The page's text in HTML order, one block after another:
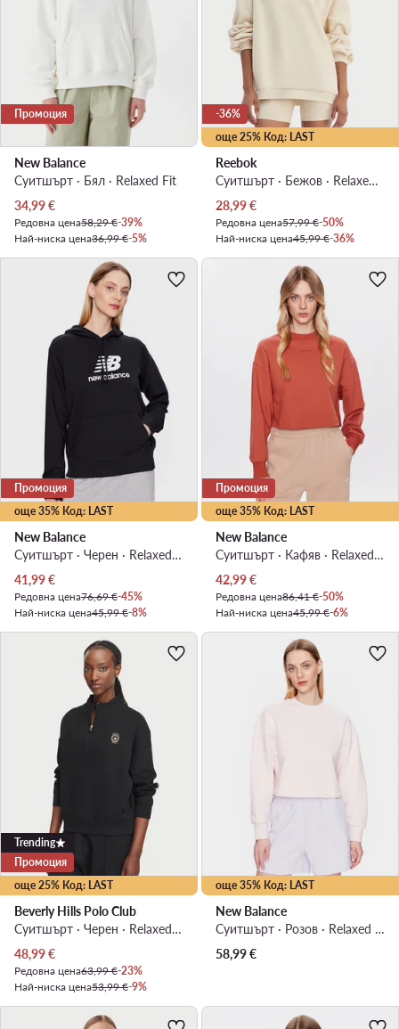
Промоция
New Balance
Суитшърт · Бял · Relaxed Fit
Актуална цена
34,99€
Редовна цена58,29 €-39%
Най-ниска цена36,99 €-5%
още 25% Код: LAST
-36%
Reebok
Суитшърт · Бежов · Relaxed Fit
Актуална цена
28,99€
Редовна цена57,99 €-50%
Най-ниска цена45,99 €-36%
още 35% Код: LAST
Промоция
New Balance
Суитшърт · Черен · Relaxed Fit
Актуална цена
41,99€
Редовна цена76,69 €-45%
Най-ниска цена45,99 €-8%
още 35% Код: LAST
Промоция
New Balance
Суитшърт · Кафяв · Relaxed Fit
Актуална цена
42,99€
Редовна цена86,41 €-50%
Най-ниска цена45,99 €-6%
още 25% Код: LAST
Trending
Промоция
Beverly Hills Polo Club
Суитшърт · Черен · Relaxed Fit
Актуална цена
48,99€
Редовна цена63,99 €-23%
Най-ниска цена53,99 €-9%
още 35% Код: LAST
New Balance
Суитшърт · Розов · Relaxed Fit
58,99€